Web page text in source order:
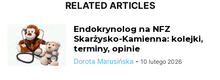
RELATED ARTICLES
Endokrynolog na NFZ
Skarżysko-Kamienna: kolejki,
terminy, opinie
Dorota Marusińska - 10 lutego 2026